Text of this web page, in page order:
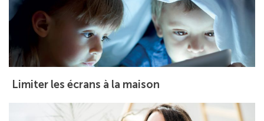
Limiter les écrans à la maison